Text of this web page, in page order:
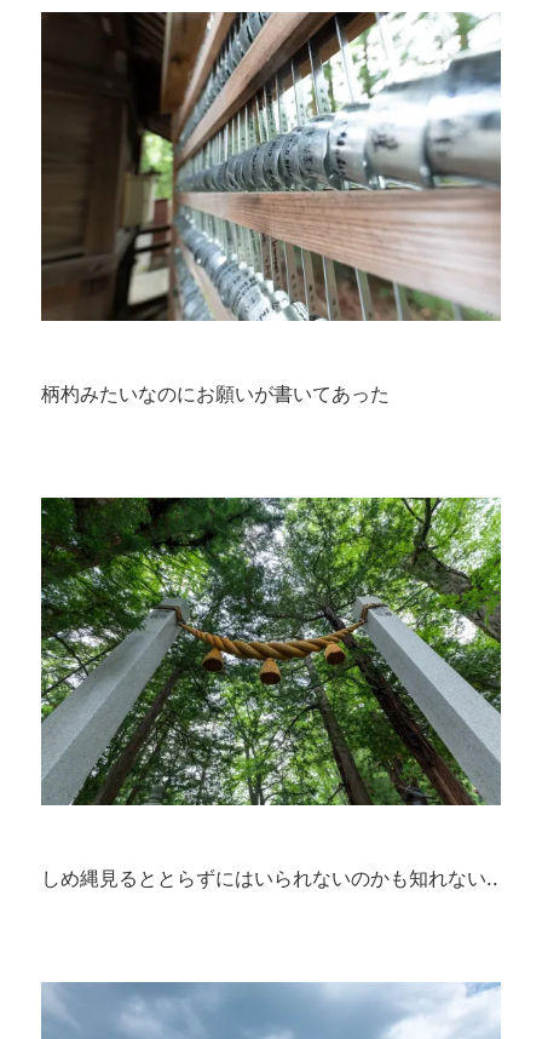
柄杓みたいなのにお願いが書いてあった
しめ縄見るととらずにはいられないのかも知れない..